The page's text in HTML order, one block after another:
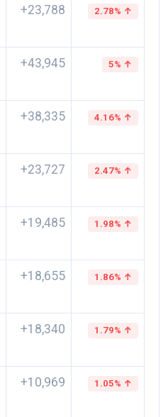
+23,788 2.78% ↑
+43,945 5% ↑
+38,335 4.16% ↑
+23,727 2.47% ↑
+19,485 1.98% ↑
+18,655 1.86% ↑
+18,340 1.79% ↑
+10,969 1.05% ↑